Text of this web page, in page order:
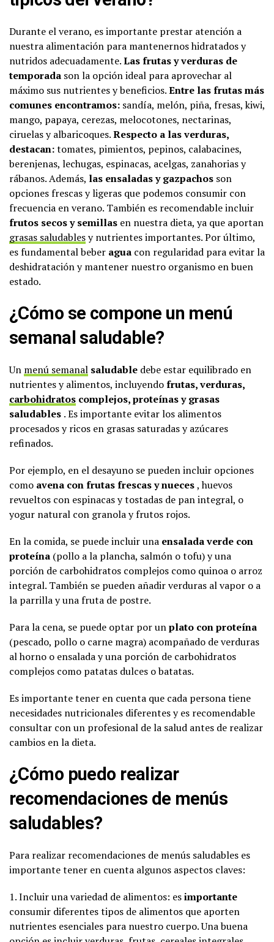
Durante el verano, es importante prestar atención a
nuestra alimentación para mantenernos hidratados y
nutridos adecuadamente.Las frutas y verduras de
temporada son la opción ideal para aprovechar al
máximo sus nutrientes y beneficios.Entre las frutas más
comunes encontramos: sandía, melón, piña, fresas, kiwi,
mango, papaya, cerezas, melocotones, nectarinas,
ciruelas y albaricoques.Respecto a las verduras,
destacan:tomates, pimientos, pepinos, calabacines,
berenjenas, lechugas, espinacas, acelgas, zanahorias y
rábanos. Además, las ensaladas y gazpachos son
opciones frescas y ligeras que podemos consumir con
frecuencia en verano. También es recomendable incluir
frutos secos y semillas en nuestra dieta, ya que aportan
grasas saludablesy nutrientes importantes. Por último,
es fundamental beber agua con regularidad para evitar la
deshidratación y mantener nuestro organismo en buen
estado.
¿Cómo se compone un menú
semanal saludable?
Un menú semanal saludable debe estar equilibrado en
nutrientes y alimentos, incluyendofrutas, verduras,
carbohidratos complejos, proteínas y grasas
saludables . Es importante evitar los alimentos
procesados y ricos en grasas saturadas y azúcares
refinados.
Por ejemplo, en el desayuno se pueden incluir opciones
como avena con frutas frescas y nueces, huevos
revueltos con espinacas y tostadas de pan integral, o
yogur natural con granola y frutos rojos.
En la comida, se puede incluir una ensalada verde con
proteína (pollo a la plancha, salmón o tofu) y una
porción de carbohidratos complejos como quinoa o arroz
integral. También se pueden añadir verduras al vapor o a
la parrilla y una fruta de postre.
Para la cena, se puede optar por unplato con proteína
(pescado, pollo o carne magra) acompañado de verduras
al horno o ensalada y una porción de carbohidratos
complejos como patatas dulces o batatas.
Es importante tener en cuenta que cada persona tiene
necesidades nutricionales diferentes y es recomendable
consultar con un profesional de la salud antes de realizar
cambios en la dieta.
¿Cómo puedo realizar
recomendaciones de menús
saludables?
Para realizar recomendaciones de menús saludables es
importante tener en cuenta algunos aspectos claves:
1. Incluir una variedad de alimentos: esimportante
consumir diferentes tipos de alimentos que aporten
nutrientes esenciales para nuestro cuerpo. Una buena